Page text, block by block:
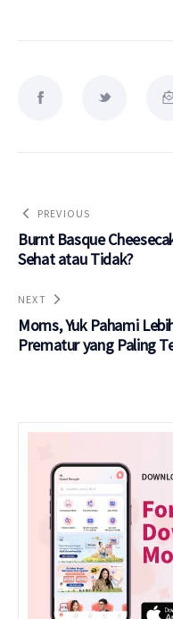
PREVIOUS
Burnt Basque
Sehat atau Tidak?
NEXT
Moms, Yuk Pahami
Prematur yang Paling